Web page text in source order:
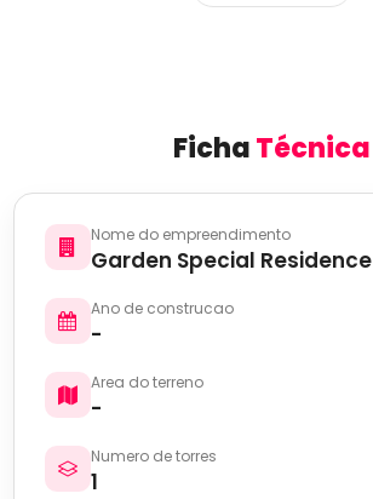
FichaTécnica
Nome do empreendimento
Garden Special Residence
Ano de construcao
-
Area do terreno
-
Numero de torres
1